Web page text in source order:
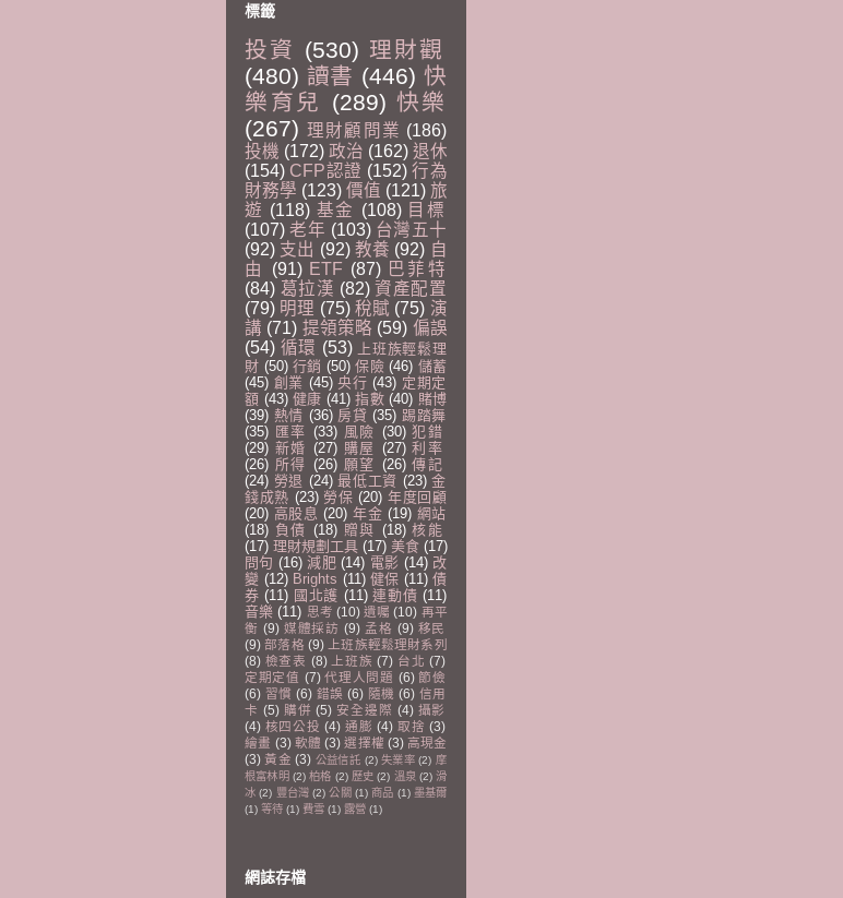
標籤
投資 (530) 理財觀
(480) 讀書 (446) 快
樂育兒
(289) 快樂
(267) 理財顧問業 (186)
投機 (172) 政治 (162) 退休
(154) CFP認證 (152) 行為
財務學 (123) 價值 (121) 旅
遊 (118) 基金 (108) 目標
(107) 老年 (103) 台灣五十
(92) 支出 (92) 教養 (92) 自
由
(91) ETF (87) 巴菲特
(84) 葛拉漢 (82) 資產配置
(79) 明理 (75) 稅賦 (75) 演
講 (71) 提領策略 (59) 偏誤
(54) 循環 (53)
上班族輕鬆理
財 (50) 行銷 (50) 保險 (46) 儲蓄
(45) 創業 (45) 央行 (43) 定期定
額 (43) 健康 (41) 指數 (40) 賭博
(39) 熱情 (36) 房貸 (35) 踢踏舞
(35) 匯率 (33) 風險 (30) 犯錯
(29) 新婚 (27) 購屋 (27) 利率
(26) 所得 (26) 願望 (26) 傳記
(24) 勞退 (24) 最低工資 (23) 金
錢成熟 (23) 勞保 (20) 年度回顧
(20) 高股息 (20) 年金 (19) 網站
(18) 負債 (18) 贈與 (18) 核能
(17) 理財規劃工具 (17) 美食 (17)
問句 (16) 減肥 (14) 電影 (14) 改
變 (12) Brights (11) 健保 (11) 債
券 (11) 國北護 (11) 連動債 (11)
音樂 (11) 思考 (10) 遺囑 (10) 再平
衡 (9) 媒體採訪 (9) 孟格 (9) 移民
(9) 部落格 (9)
上班族輕鬆理財系列
(8) 檢查表 (8) 上班族 (7) 台北 (7)
定期定值 (7) 代理人問題 (6) 節儉
(6) 習慣 (6) 錯誤 (6) 隨機 (6) 信用
卡 (5) 購併 (5) 安全邊際 (4) 攝影
(4) 核四公投 (4) 通膨 (4) 取捨 (3)
繪畫 (3) 軟體 (3) 選擇權 (3) 高現金
(3) 黃金 (3) 公益信託 (2) 失業率 (2) 摩
根富林明 (2) 柏格 (2) 歷史 (2) 溫泉 (2) 滑
冰 (2) 豐台灣 (2) 公關 (1) 商品 (1) 墨基爾
(1) 等待 (1) 費雪 (1) 露營 (1)
網誌存檔